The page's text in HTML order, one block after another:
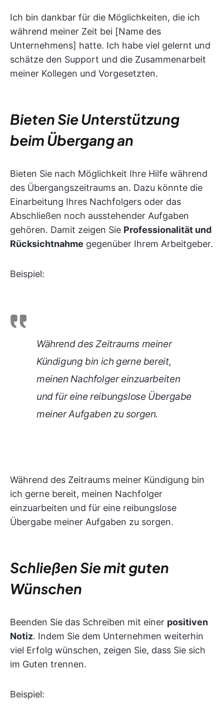
Ich bin dankbar für die Möglichkeiten, die ich
während meiner Zeit bei [Name des
Unternehmens] hatte. Ich habe viel gelernt und
schätze den Support und die Zusammenarbeit
meiner Kollegen und Vorgesetzten.
Bieten Sie Unterstützung
beim Übergang an
Bieten Sie nach Möglichkeit Ihre Hilfe während
des Übergangszeitraums an. Dazu könnte die
Einarbeitung Ihres Nachfolgers oder das
Abschließen noch ausstehender Aufgaben
gehören. Damit zeigen Sie Professionalität und
Rücksichtnahme gegenüber Ihrem Arbeitgeber.
Beispiel:
Während des Zeitraums meiner
Kündigung bin ich gerne bereit,
meinen Nachfolger einzuarbeiten
und für eine reibungslose Übergabe
meiner Aufgaben zu sorgen.
Während des Zeitraums meiner Kündigung bin
ich gerne bereit, meinen Nachfolger
einzuarbeiten und für eine reibungslose
Übergabe meiner Aufgaben zu sorgen.
Schließen Sie mit guten
Wünschen
Beenden Sie das Schreiben mit einer positiven
Notiz. Indem Sie dem Unternehmen weiterhin
viel Erfolg wünschen, zeigen Sie, dass Sie sich
im Guten trennen.
Beispiel: